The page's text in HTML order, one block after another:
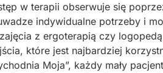
w terapii obserwuje się
indywidualne potrzeby i
z ergoterapią czy
które jest najbardziej
Moja”, każdy mały